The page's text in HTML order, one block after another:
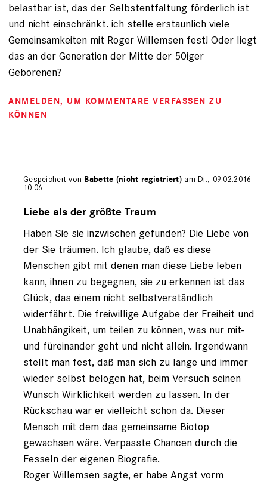
belastbar ist, das der Selbstentfaltung förderlich ist
und nicht einschränkt. ich stelle erstaunlich viele
Gemeinsamkeiten mit Roger Willemsen fest! Oder liegt
das an der Generation der Mitte der 50iger
Geborenen?
ANMELDEN, UM KOMMENTARE VERFASSEN ZU
KÖNNEN
Gespeichert von Babette (nicht registriert) am Di., 09.02.2016 -
10:06
auf
Gast
(nicht
Liebe als der größte Traum
Haben Sie sie inzwischen gefunden? Die Liebe von
der Sie träumen. Ich glaube, daß es diese
Menschen gibt mit denen man diese Liebe leben
kann, ihnen zu begegnen, sie zu erkennen ist das
Glück, das einem nicht selbstverständlich
widerfährt. Die freiwillige Aufgabe der Freiheit und
Unabhängikeit, um teilen zu können, was nur mit-
und füreinander geht und nicht allein. Irgendwann
stellt man fest, daß man sich zu lange und immer
wieder selbst belogen hat, beim Versuch seinen
Wunsch Wirklichkeit werden zu lassen. In der
Rückschau war er vielleicht schon da. Dieser
Mensch mit dem das gemeinsame Biotop
gewachsen wäre. Verpasste Chancen durch die
Fesseln der eigenen Biografie.
Roger Willemsen sagte, er habe Angst vorm